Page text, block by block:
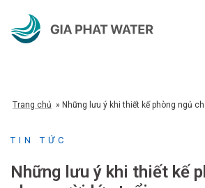
Trang chủ » Những lưu ý khi thiết kế phòng ngủ
TIN TỨC
Những lưu ý khi thiết kế